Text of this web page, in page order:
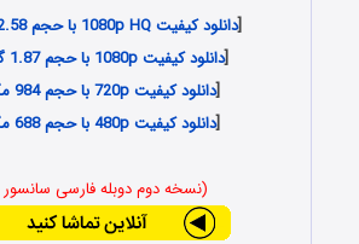
[دانلود کیفیت 1080p HQ با حجم 2.58 گیگابایت
[دانلود کیفیت 1080p با حجم 1.87 گیگابایت
[دانلود کیفیت 720p با حجم 984 مگابایت
[دانلود کیفیت 480p با حجم 688 مگابایت
(نسخه دوم دوبله فارسی